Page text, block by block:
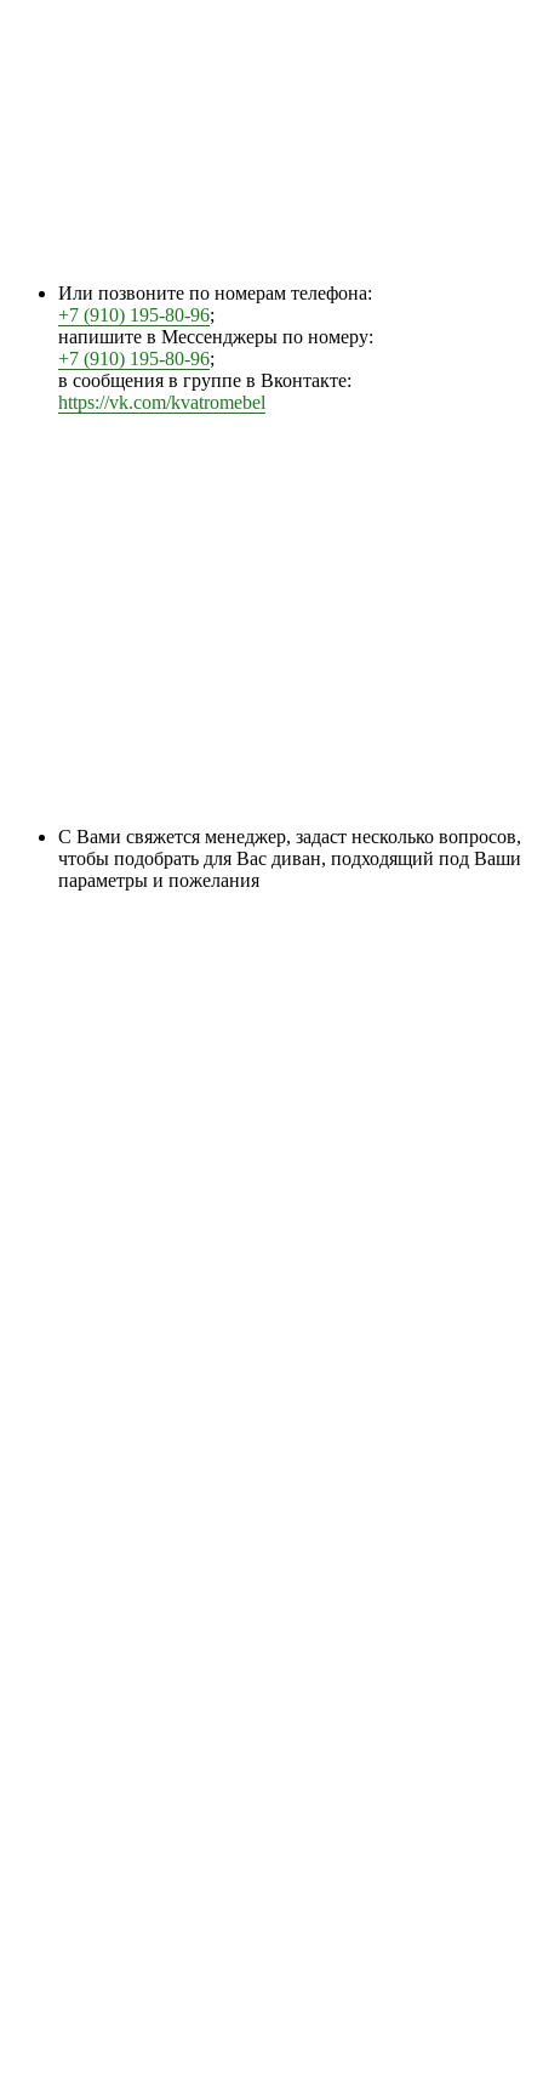
Или позвоните по номерам телефона:
+7 (910) 195-80-96;
напишите в Мессенджеры по номеру:
+7 (910) 195-80-96;
в сообщения в группе в Вконтакте:
https://vk.com/kvatromebel
С Вами свяжется менеджер, задаст несколько вопросов,
чтобы подобрать для Вас диван, подходящий под Ваши
параметры и пожелания